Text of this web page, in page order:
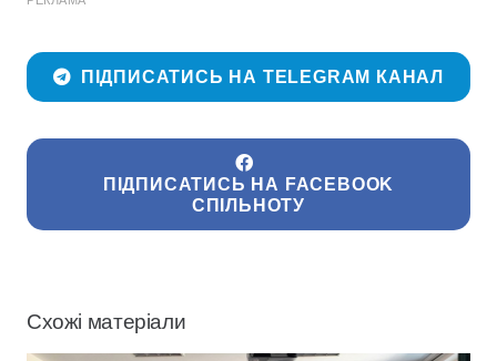
ПІДПИСАТИСЬ НА TELEGRAM КАНАЛ
ПІДПИСАТИСЬ НА FACEBOOK
СПІЛЬНОТУ
Схожі матеріали